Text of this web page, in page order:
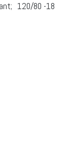
120/80 -18